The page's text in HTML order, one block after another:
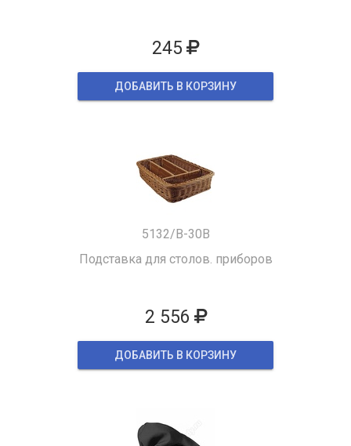
245
ДОБАВИТЬ В КОРЗИНУ
5132/B-30B
Подставка для столов. приборов
2 556
ДОБАВИТЬ В КОРЗИНУ